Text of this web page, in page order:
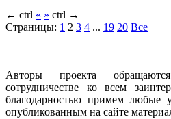
← ctrl « » ctrl →
Страницы: 1 2 3 4 ... 19 20 Все
Авторы проекта
сотрудничестве ко всем
благодарностью примем любые
опубликованным на сайте